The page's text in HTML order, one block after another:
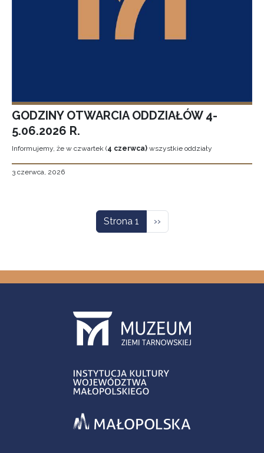
GODZINY OTWARCIA ODDZIAŁÓW 4-
5.06.2026 R.
Informujemy, że w czwartek (4 czerwca) wszystkie oddziały
3 czerwca, 2026
Strona 1 Następna strona
››